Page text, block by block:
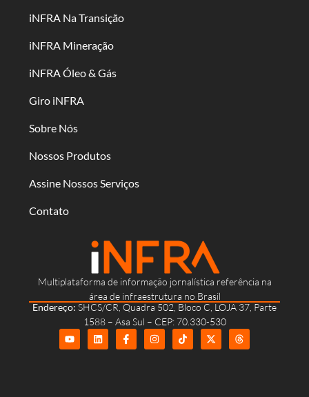
Multiplataforma de informação jornalística referência na
área de infraestrutura no Brasil
Endereço: SHCS/CR, Quadra 502, Bloco C, LOJA 37, Parte
1588 – Asa Sul – CEP: 70.330-530
iNFRA Na Transição
iNFRA Mineração
iNFRA Óleo & Gás
Giro iNFRA
Sobre Nós
Nossos Produtos
Assine Nossos Serviços
Contato